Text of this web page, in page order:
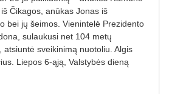
Čikagos, anūkas Jonas iš
bei jų šeimos. Vienintelė Prezidento
sulaukusi net 104 metų
atsiuntė sveikinimą nuotoliu. Algis
Liepos 6-ąją, Valstybės dieną